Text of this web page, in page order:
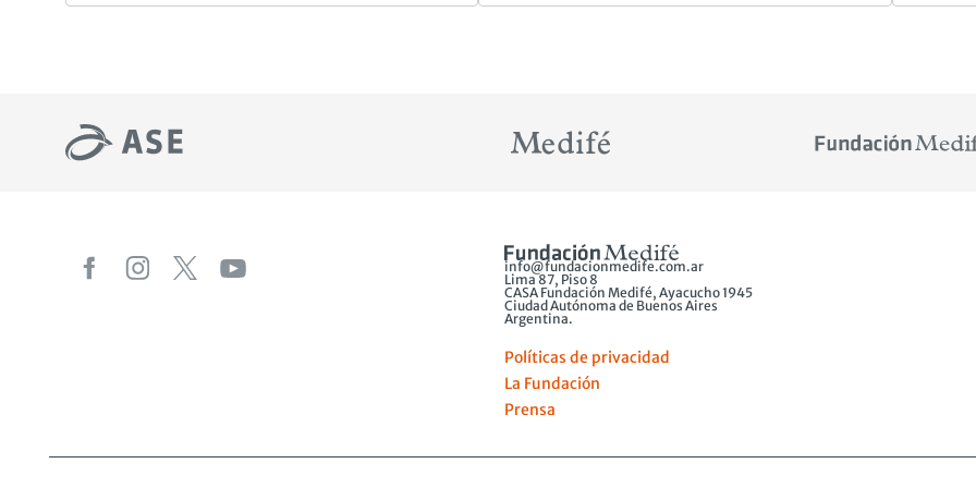
info@fundacionmedife.com.ar
Lima 87, Piso 8
CASA Fundación Medifé, Ayacucho 1945
Ciudad Autónoma de Buenos Aires
Argentina.
Políticas de privacidad
La Fundación
Prensa